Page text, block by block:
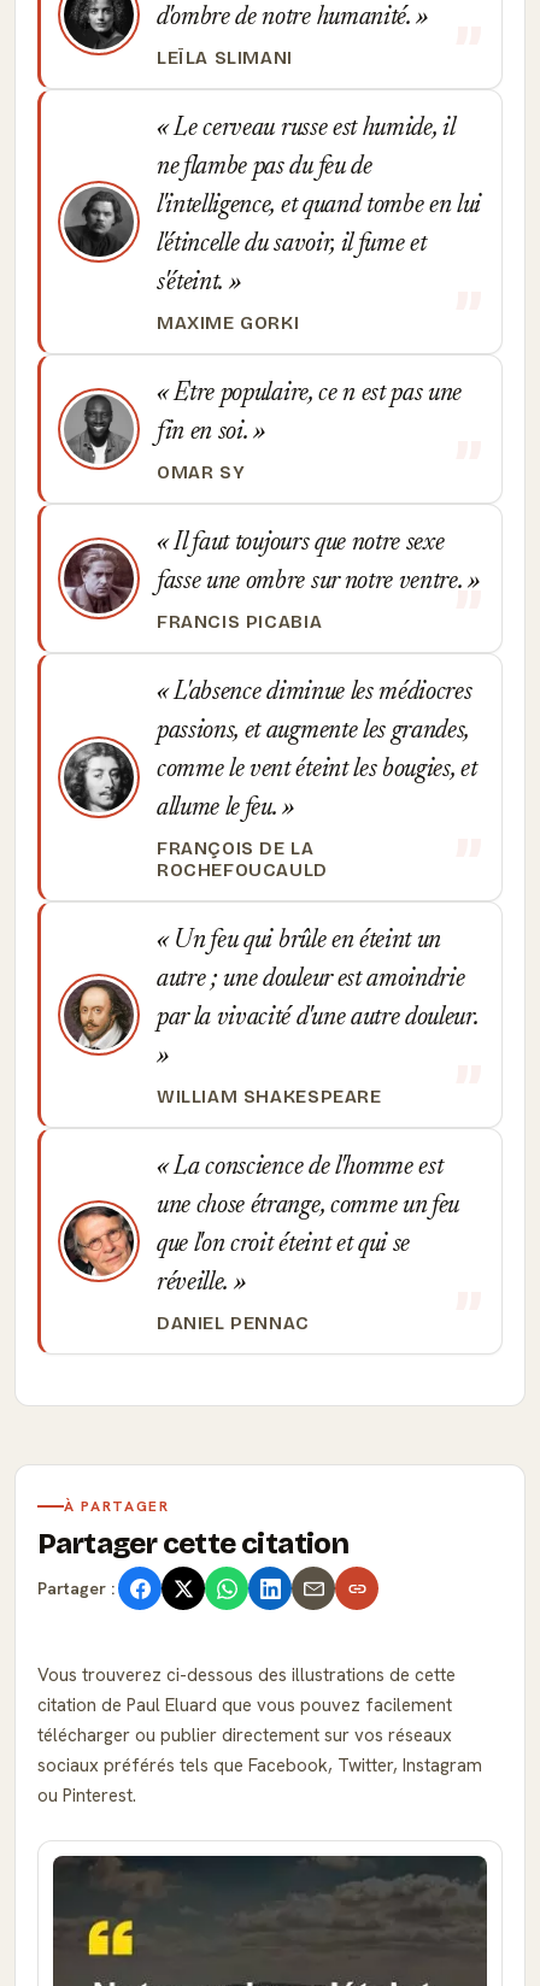
d'ombre de notre humanité.
LEÏLA SLIMANI
Le cerveau russe est humide, il
ne flambe pas du feu de
l'intelligence, et quand tombe en lui
l'étincelle du savoir, il fume et
s'éteint.
MAXIME GORKI
Etre populaire, ce n est pas une
fin en soi.
OMAR SY
Il faut toujours que notre sexe
fasse une ombre sur notre ventre.
FRANCIS PICABIA
L'absence diminue les médiocres
passions, et augmente les grandes,
comme le vent éteint les bougies, et
allume le feu.
FRANÇOIS DE LA
ROCHEFOUCAULD
Un feu qui brûle en éteint un
autre ; une douleur est amoindrie
par la vivacité d'une autre douleur.
WILLIAM SHAKESPEARE
La conscience de l'homme est
une chose étrange, comme un feu
que l'on croit éteint et qui se
réveille.
DANIEL PENNAC
À PARTAGER
Partager cette citation
Partager :
Vous trouverez ci-dessous des illustrations de cette
citation de Paul Eluard que vous pouvez facilement
télécharger ou publier directement sur vos réseaux
sociaux préférés tels que Facebook, Twitter, Instagram
ou Pinterest.